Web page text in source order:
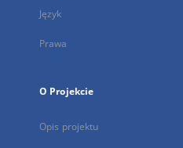
Język
Prawa
O Projekcie
Opis projektu